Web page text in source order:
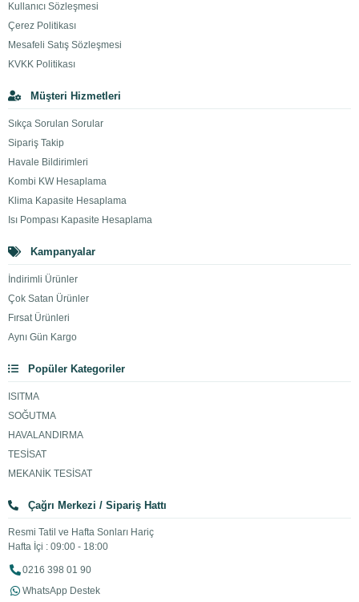
Kullanıcı Sözleşmesi
Çerez Politikası
Mesafeli Satış Sözleşmesi
KVKK Politikası
Müşteri Hizmetleri
Sıkça Sorulan Sorular
Sipariş Takip
Havale Bildirimleri
Kombi KW Hesaplama
Klima Kapasite Hesaplama
Isı Pompası Kapasite Hesaplama
Kampanyalar
İndirimli Ürünler
Çok Satan Ürünler
Fırsat Ürünleri
Aynı Gün Kargo
Popüler Kategoriler
ISITMA
SOĞUTMA
HAVALANDIRMA
TESİSAT
MEKANİK TESİSAT
Çağrı Merkezi / Sipariş Hattı
Resmi Tatil ve Hafta Sonları Hariç
Hafta İçi : 09:00 - 18:00
0216 398 01 90
WhatsApp Destek